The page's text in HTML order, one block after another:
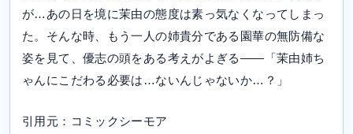
が…あの日を境に茉由の態度は素っ気なくなってしまっ
た。そんな時、もう一人の姉貴分である園華の無防備な
姿を見て、優志の頭をある考えがよぎる――「茉由姉ち
ゃんにこだわる必要は…ないんじゃないか…？」
引用元：コミックシーモア